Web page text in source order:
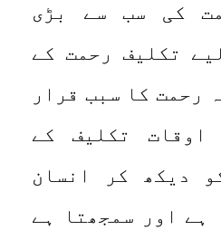
کی سب سے بڑی
تکلیف رحمت کے
رحمت کا سبب قرار
اوقات تکلیف کے
دیکھ کر انسان
ہے اور سمجھتا ہے